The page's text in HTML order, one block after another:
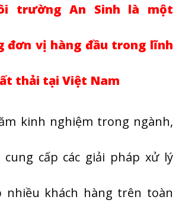
trường An Sinh là một
đơn vị hàng đầu trong lĩnh
thải tại Việt Nam
kinh nghiệm trong ngành,
cấp các giải pháp xử lý
nhiều khách hàng trên toàn